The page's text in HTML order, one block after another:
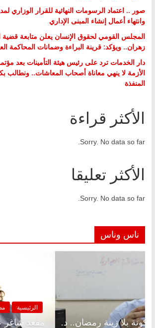
صور .. اعتماد الرسومات النهائية للقرار الوزاري
وانتهاء أعمال إنشاء المبنى الإداري
المجلس القومي لحقوق الإنسان يعلن متابعة قضية
زهران.. ويؤكد: قرينة البراءة وضمانات المحاكمة
دار الخدمات ترد على رئيس هيئة التأمينات بعد
الأزمة لا ينهي معاناة أصحاب المعاشات..
المنفذة
الأكثر قراءة
Sorry. No data so far.
الأكثر تعليقا
Sorry. No data so far.
ناس وناس
الرئيسية ناس وناس
مقعد شاغر على الإفطار وبلكونة بلا